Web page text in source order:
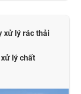
xử lý rác thải
lý chất